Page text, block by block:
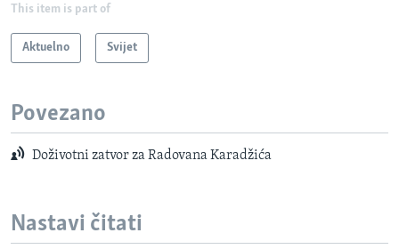
This item is part of
Aktuelno Svijet
Povezano
Doživotni zatvor za Radovana Karadžića
Nastavi čitati